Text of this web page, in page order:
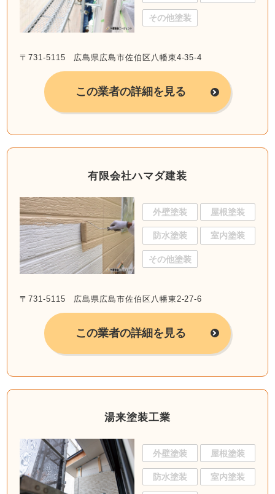
その他塗装
〒731-5115 広島県広島市佐伯区八幡東4-35-4
この業者の詳細を見る
有限会社ハマダ建装
外壁塗装 屋根塗装
防水塗装 室内塗装
その他塗装
〒731-5115 広島県広島市佐伯区八幡東2-27-6
この業者の詳細を見る
湯来塗装工業
外壁塗装 屋根塗装
防水塗装 室内塗装